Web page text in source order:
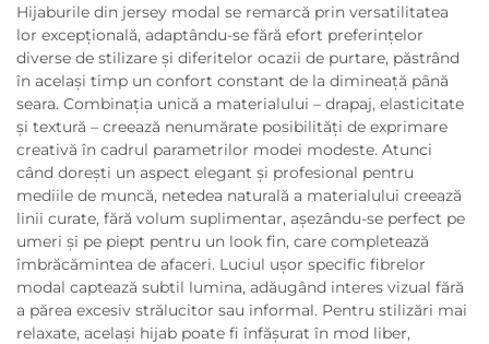
Hijaburile din jersey modal se remarcă prin versatilitatea
lor excepțională, adaptându-se fără efort preferințelor
diverse de stilizare și diferitelor ocazii de purtare, păstrând
în același timp un confort constant de la dimineață până
seara. Combinația unică a materialului – drapaj, elasticitate
și textură – creează nenumărate posibilități de exprimare
creativă în cadrul parametrilor modei modeste. Atunci
când dorești un aspect elegant și profesional pentru
mediile de muncă, netedea naturală a materialului creează
linii curate, fără volum suplimentar, așezându-se perfect pe
umeri și pe piept pentru un look fin, care completează
îmbrăcămintea de afaceri. Luciul ușor specific fibrelor
modal captează subtil lumina, adăugând interes vizual fără
a părea excesiv strălucitor sau informal. Pentru stilizări mai
relaxate, același hijab poate fi înfășurat în mod liber,